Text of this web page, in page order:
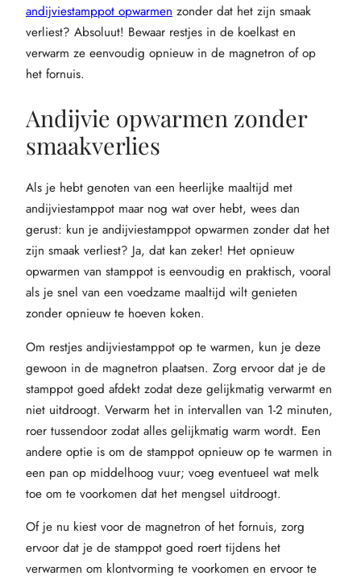
andijviestamppot opwarmen zonder dat het zijn smaak
verliest? Absoluut! Bewaar restjes in de koelkast en
verwarm ze eenvoudig opnieuw in de magnetron of op
het fornuis.
Andijvie opwarmen zonder
smaakverlies
Als je hebt genoten van een heerlijke maaltijd met
andijviestamppot maar nog wat over hebt, wees dan
gerust: kun je andijviestamppot opwarmen zonder dat het
zijn smaak verliest? Ja, dat kan zeker! Het opnieuw
opwarmen van stamppot is eenvoudig en praktisch, vooral
als je snel van een voedzame maaltijd wilt genieten
zonder opnieuw te hoeven koken.
Om restjes andijviestamppot op te warmen, kun je deze
gewoon in de magnetron plaatsen. Zorg ervoor dat je de
stamppot goed afdekt zodat deze gelijkmatig verwarmt en
niet uitdroogt. Verwarm het in intervallen van 1-2 minuten,
roer tussendoor zodat alles gelijkmatig warm wordt. Een
andere optie is om de stamppot opnieuw op te warmen in
een pan op middelhoog vuur; voeg eventueel wat melk
toe om te voorkomen dat het mengsel uitdroogt.
Of je nu kiest voor de magnetron of het fornuis, zorg
ervoor dat je de stamppot goed roert tijdens het
verwarmen om klontvorming te voorkomen en ervoor te